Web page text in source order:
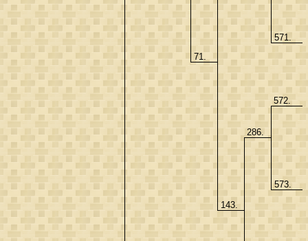
71.
571.
143.
286.
572.
573.